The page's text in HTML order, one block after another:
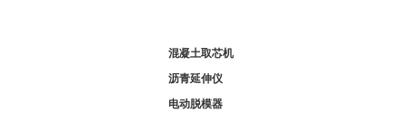
混凝土取芯机
沥青延伸仪
电动脱模器